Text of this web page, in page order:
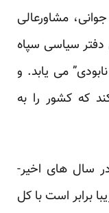
جوانی، مشاورعالی
دفتر سیاسی سپاه
می یابد. و
که کشور را به
سال های اخیر-
که تقریبا برابر است با کل